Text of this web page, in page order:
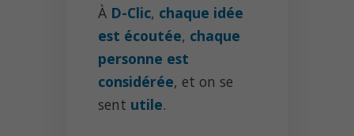
À D-Clic, chaque idée
est écoutée, chaque
personne est
considérée, et on se
sent utile.